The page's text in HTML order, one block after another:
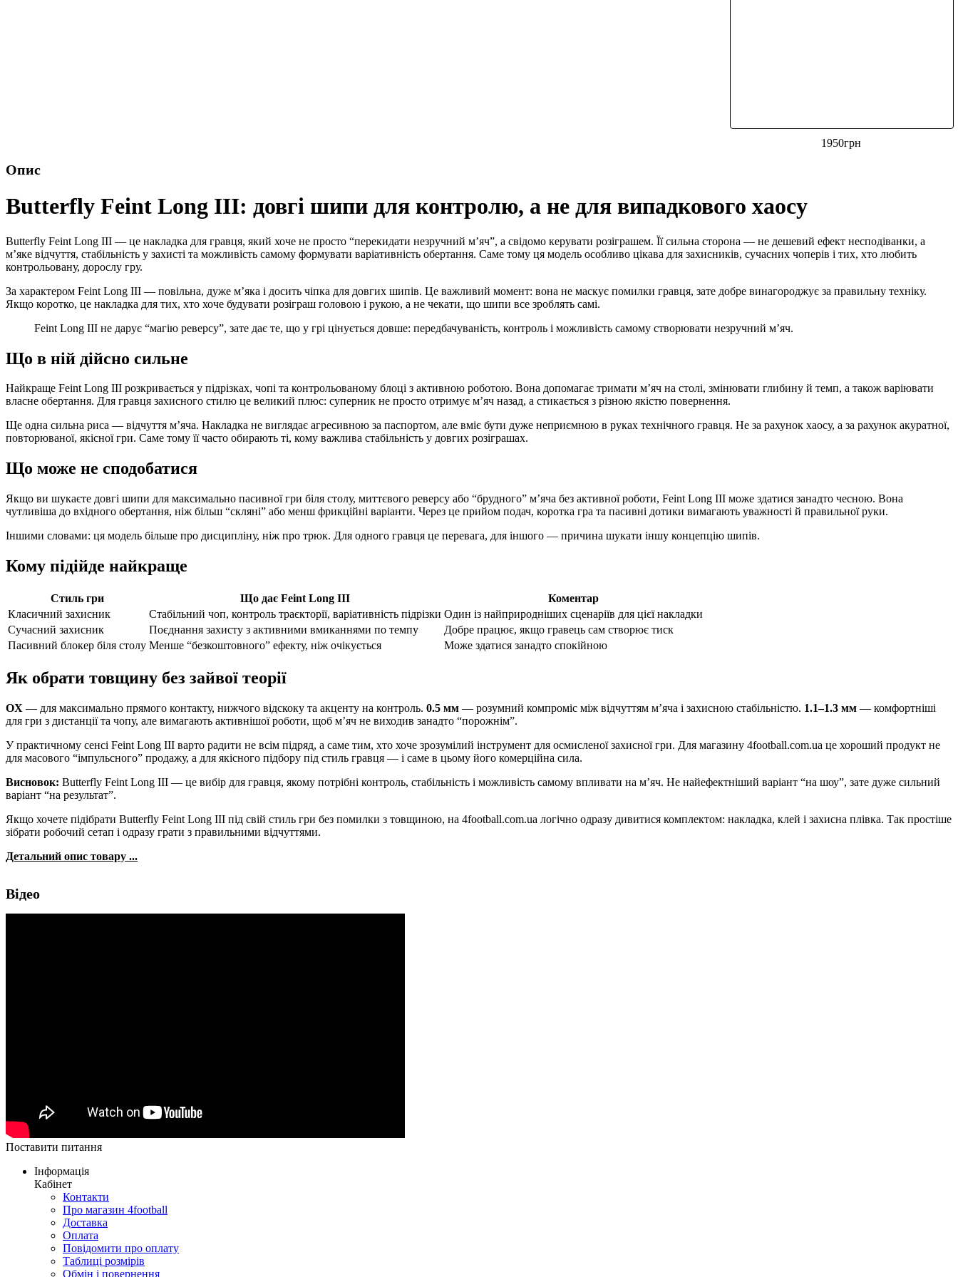
1950грн
Опис
Butterfly Feint Long III: довгі шипи для контролю, а не для випадкового хаосу
Butterfly Feint Long III — це накладка для гравця, який хоче не просто “перекидати незручний м’яч”, а свідомо керувати розіграшем. Її сильна сторона — не дешевий ефект несподіванки, а
м’яке відчуття, стабільність у захисті та можливість самому формувати варіативність обертання. Саме тому ця модель особливо цікава для захисників, сучасних чоперів і тих, хто любить
контрольовану, дорослу гру.
За характером Feint Long III — повільна, дуже м’яка і досить чіпка для довгих шипів. Це важливий момент: вона не маскує помилки гравця, зате добре винагороджує за правильну техніку.
Якщо коротко, це накладка для тих, хто хоче будувати розіграш головою і рукою, а не чекати, що шипи все зроблять самі.
Feint Long III не дарує “магію реверсу”, зате дає те, що у грі цінується довше: передбачуваність, контроль і можливість самому створювати незручний м’яч.
Що в ній дійсно сильне
Найкраще Feint Long III розкривається у підрізках, чопі та контрольованому блоці з активною роботою. Вона допомагає тримати м’яч на столі, змінювати глибину й темп, а також варіювати
власне обертання. Для гравця захисного стилю це великий плюс: суперник не просто отримує м’яч назад, а стикається з різною якістю повернення.
Ще одна сильна риса — відчуття м’яча. Накладка не виглядає агресивною за паспортом, але вміє бути дуже неприємною в руках технічного гравця. Не за рахунок хаосу, а за рахунок акуратної,
повторюваної, якісної гри. Саме тому її часто обирають ті, кому важлива стабільність у довгих розіграшах.
Що може не сподобатися
Якщо ви шукаєте довгі шипи для максимально пасивної гри біля столу, миттєвого реверсу або “брудного” м’яча без активної роботи, Feint Long III може здатися занадто чесною. Вона
чутливіша до вхідного обертання, ніж більш “скляні” або менш фрикційні варіанти. Через це прийом подач, коротка гра та пасивні дотики вимагають уважності й правильної руки.
Іншими словами: ця модель більше про дисципліну, ніж про трюк. Для одного гравця це перевага, для іншого — причина шукати іншу концепцію шипів.
Кому підійде найкраще
Стиль гри Що дає Feint Long III
Коментар
Класичний захисник
Стабільний чоп, контроль траєкторії, варіативність підрізки Один із найприродніших сценаріїв для цієї накладки
Сучасний захисник
Поєднання захисту з активними вмиканнями по темпу
Добре працює, якщо гравець сам створює тиск
Пасивний блокер біля столу Менше “безкоштовного” ефекту, ніж очікується Може здатися занадто спокійною
Як обрати товщину без зайвої теорії
OX — для максимально прямого контакту, нижчого відскоку та акценту на контроль. 0.5 мм — розумний компроміс між відчуттям м’яча і захисною стабільністю. 1.1–1.3 мм — комфортніші
для гри з дистанції та чопу, але вимагають активнішої роботи, щоб м’яч не виходив занадто “порожнім”.
У практичному сенсі Feint Long III варто радити не всім підряд, а саме тим, хто хоче зрозумілий інструмент для осмисленої захисної гри. Для магазину 4football.com.ua це хороший продукт не
для масового “імпульсного” продажу, а для якісного підбору під стиль гравця — і саме в цьому його комерційна сила.
Висновок: Butterfly Feint Long III — це вибір для гравця, якому потрібні контроль, стабільність і можливість самому впливати на м’яч. Не найефектніший варіант “на шоу”, зате дуже сильний
варіант “на результат”.
Якщо хочете підібрати Butterfly Feint Long III під свій стиль гри без помилки з товщиною, на 4football.com.ua логічно одразу дивитися комплектом: накладка, клей і захисна плівка. Так простіше
зібрати робочий сетап і одразу грати з правильними відчуттями.
Детальний опис товару ...
Відео
Поставити питання
Інформація
Кабінет
Контакти
Про магазин 4football
Доставка
Оплата
Повідомити про оплату
Таблиці розмірів
Обмін і повернення